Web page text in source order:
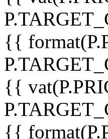
{{
{{
{{